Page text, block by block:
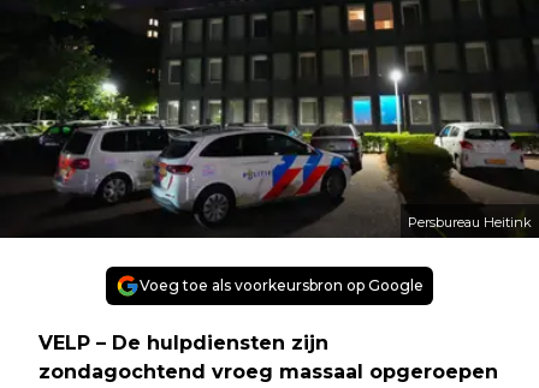
Persbureau Heitink
Voeg toe als voorkeursbron op Google
VELP – De hulpdiensten zijn
zondagochtend vroeg massaal opgeroepen